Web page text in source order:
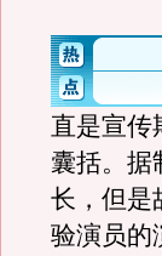
直是宣传
囊括。据
长，但是
验演员的